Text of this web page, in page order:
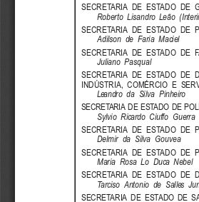
SECRETARIA  DE  ESTADO  DE
Roberto  Lisandro  Leão
SECRETARIA  DE  ESTADO  DE
Adilson  de  Faria  Maciel
SECRETARIA  DE  ESTADO  DE
Juliano  Pasqual
SECRETARIA  DE  ESTADO  DE
INDÚSTRIA,  COMÉRCIO  E
Leandro  da  Silva  Pinheiro
SECRETARIA DE ESTADO DE
Sylvio  Ricardo  Ciuffo  Guerra
SECRETARIA  DE  ESTADO  DE
Delmir  da  Silva  Gouvea
SECRETARIA  DE  ESTADO  DE
Maria  Rosa  Lo  Duca  Nebel
SECRETARIA  DE  ESTADO  DE
Tarciso  Antonio  de  Salles
SECRETARIA  DE  ESTADO  DE